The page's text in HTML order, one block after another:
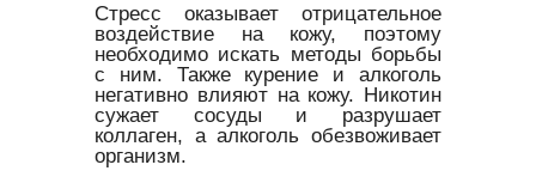
Стресс оказывает отрицательное
воздействие на кожу, поэтому
необходимо искать методы борьбы
с ним. Также курение и алкоголь
негативно влияют на кожу. Никотин
сужает сосуды и разрушает
коллаген, а алкоголь обезвоживает
организм.